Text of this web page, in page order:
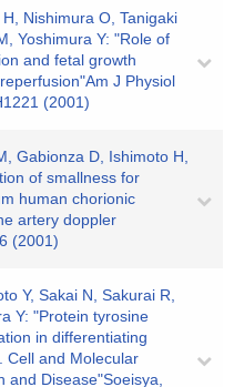
Nishimura O, Tanigaki
Yoshimura Y: "Role of
and fetal growth
J Physiol
(2001)
Gabionza D, Ishimoto H,
of smallness for
human chorionic
artery doppler
(2001)
Y, Sakai N, Sakurai R,
Y: "Protein tyrosine
in differentiating
Cell and Molecular
and Disease"Soeisya,